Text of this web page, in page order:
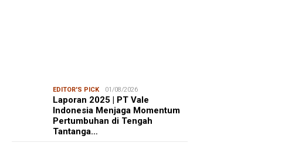
EDITOR'S PICK 01/08/2026
Laporan 2025 | PT Vale
Indonesia Menjaga Momentum
Pertumbuhan di Tengah
Tantanga…